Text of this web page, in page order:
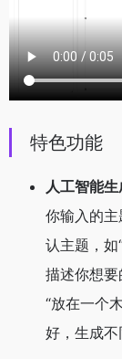
特色功能
人工智能生
你输入的
认主题，如
描述你想要
“放在一个
好，生成不